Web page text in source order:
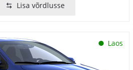
Lisa võrdlusse
Laos